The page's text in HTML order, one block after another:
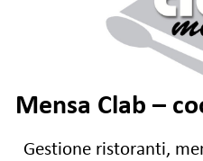
Mensa Clab –
Gestione ristoranti,